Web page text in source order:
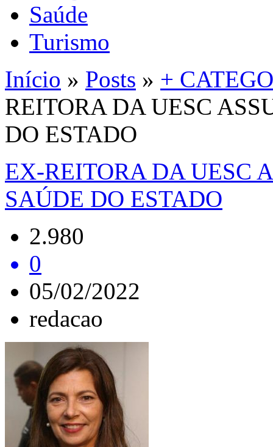
Saúde
Turismo
Início » Posts » +
REITORA DA UESC
DO ESTADO
EX-REITORA DA UESC
SAÚDE DO ESTADO
2.980
0
05/02/2022
redacao